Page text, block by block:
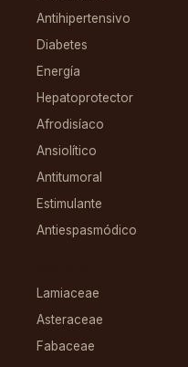
Antihipertensivo
Diabetes
Energía
Hepatoprotector
Afrodisíaco
Ansiolítico
Antitumoral
Estimulante
Antiespasmódico
Lamiaceae
Asteraceae
Fabaceae